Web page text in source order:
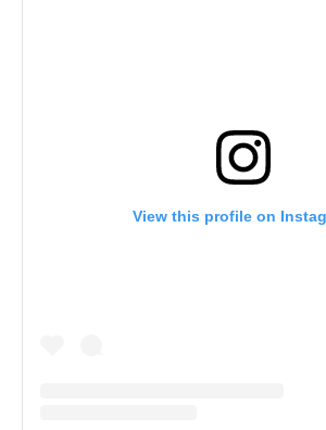
View this profile on